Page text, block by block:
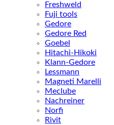
Freshweld
Fuji tools
Gedore
Gedore Red
Goebel
Hitachi-Hikoki
Klann-Gedore
Lessmann
Magneti Marelli
Meclube
Nachreiner
Norfi
Rivit